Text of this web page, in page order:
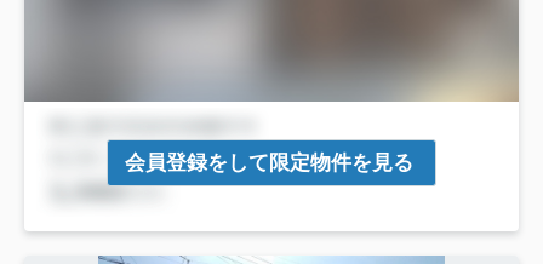
会員登録をして限定物件を見る